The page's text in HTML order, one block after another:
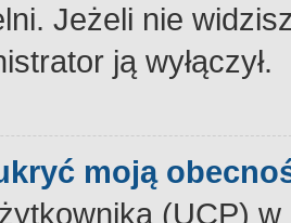
Jeżeli nie
ją wyłączył.
moją
(UCP) w